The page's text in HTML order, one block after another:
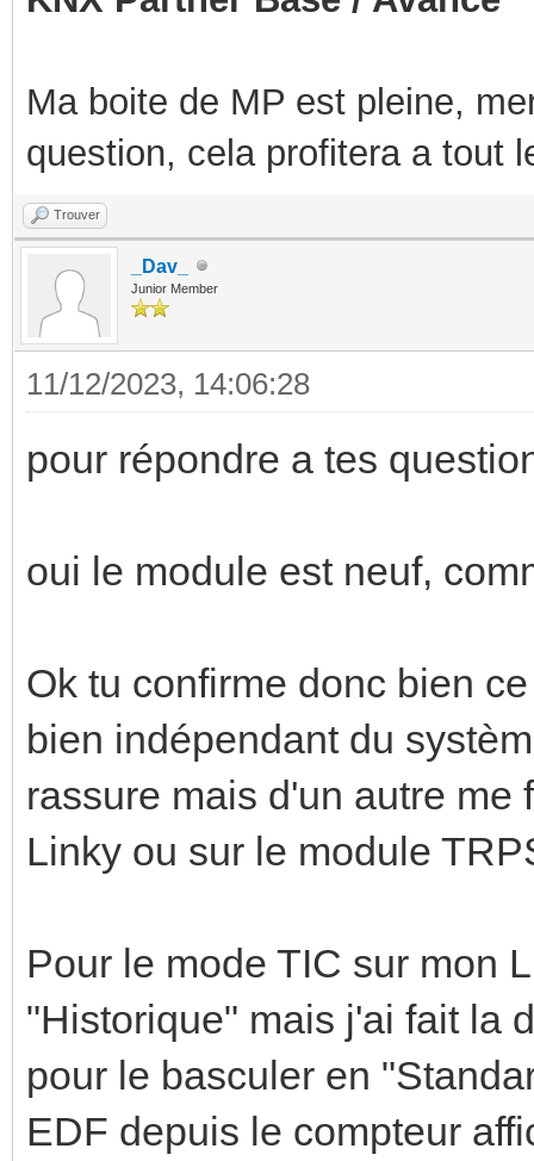
Ma boite de MP est pleine,
question, cela profitera a tout
Trouver
_Dav_
Junior Member
11/12/2023, 14:06:28
pour répondre a tes
oui le module est neuf,
Ok tu confirme donc bien
bien indépendant du
rassure mais d'un autre
Linky ou sur le module
Pour le mode TIC sur mon
"Historique" mais j'ai fait la
pour le basculer en
EDF depuis le compteur